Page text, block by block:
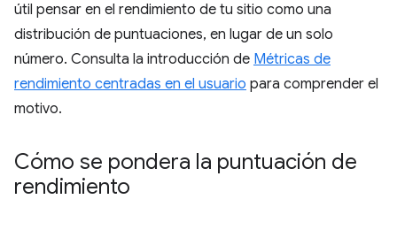
útil pensar en el rendimiento de tu sitio como una
distribución de puntuaciones, en lugar de un solo
número. Consulta la introducción de Métricas de
rendimiento centradas en el usuario para comprender el
motivo.
Cómo se pondera la puntuación de
rendimiento